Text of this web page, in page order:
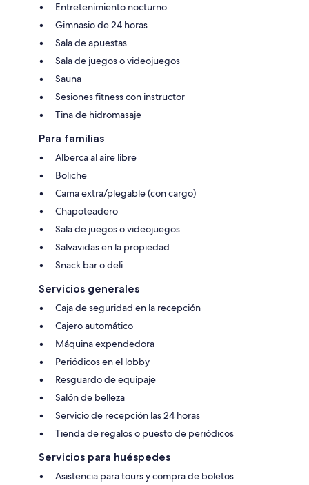
Entretenimiento nocturno
Gimnasio de 24 horas
Sala de apuestas
Sala de juegos o videojuegos
Sauna
Sesiones fitness con instructor
Tina de hidromasaje
Para familias
Alberca al aire libre
Boliche
Cama extra/plegable (con cargo)
Chapoteadero
Sala de juegos o videojuegos
Salvavidas en la propiedad
Snack bar o deli
Servicios generales
Caja de seguridad en la recepción
Cajero automático
Máquina expendedora
Periódicos en el lobby
Resguardo de equipaje
Salón de belleza
Servicio de recepción las 24 horas
Tienda de regalos o puesto de periódicos
Servicios para huéspedes
Asistencia para tours y compra de boletos